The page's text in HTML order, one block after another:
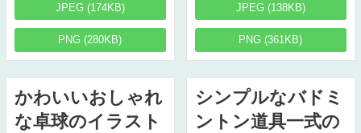
JPEG (174KB)
PNG (280KB)
JPEG (138KB)
PNG (361KB)
かわいいおしゃれ
な卓球のイラスト
シンプルなバドミ
ントン道具一式の